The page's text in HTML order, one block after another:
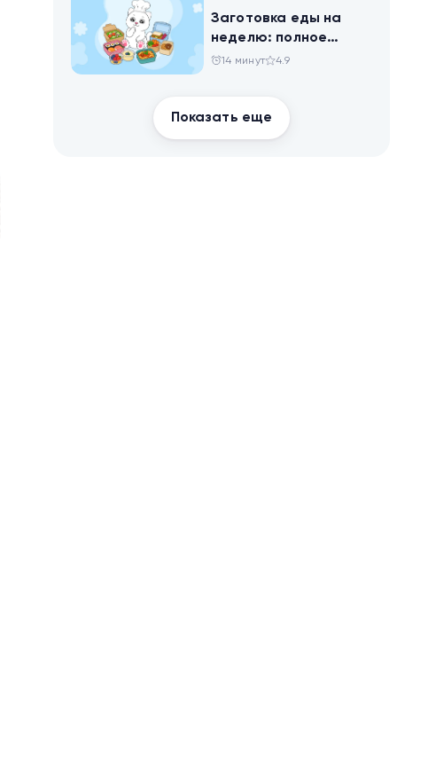
Заготовка еды на
неделю: полное
руководство для
14 минут 4.9
Показать еще